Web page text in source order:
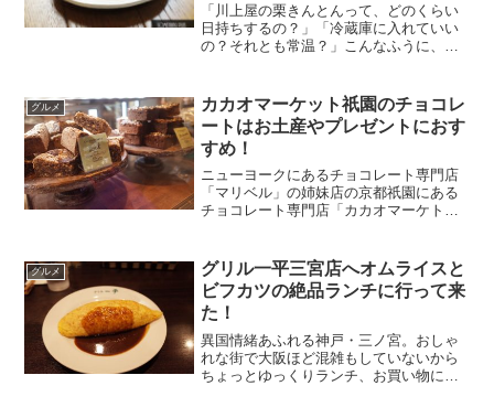
「川上屋の栗きんとんって、どのくらい
日持ちするの？」「冷蔵庫に入れていい
の？それとも常温？」こんなふうに、ち
味しい状態で楽しみたいですよね！実
は、栗きんとんは保存方法を...
グルメ
カカオマーケット祇園のチョコレ
ートはお土産やプレゼントにおす
すめ！
ニューヨークにあるチョコレート専門店
「マリベル」の姉妹店の京都祇園にある
チョコレート専門店「カカオマーケトッ
チョコレート専門店。マリベルは古都京
都の古民家を利用した京都...
グルメ
グリル一平三宮店へオムライスと
ビフカツの絶品ランチに行って来
た！
異国情緒あふれる神戸・三ノ宮。おしゃ
れな街で大阪ほど混雑もしていないから
ちょっとゆっくりランチ、お買い物に来